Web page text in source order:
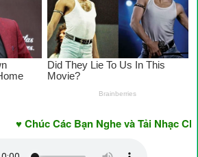
♥ Chúc Các Bạn Nghe và Tải Nhạc